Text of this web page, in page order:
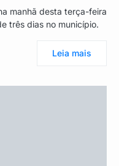
manhã desta terça-feira
três dias no município.
Leia mais